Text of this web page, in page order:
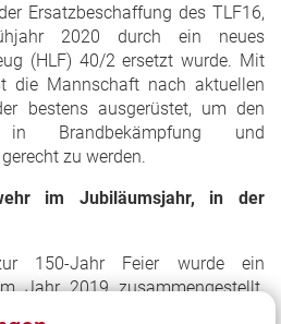
Ersatzbeschaffung des TLF16,
2020 durch ein neues
(HLF) 40/2 ersetzt wurde. Mit
die Mannschaft nach aktuellen
bestens ausgerüstet, um den
in Brandbekämpfung und
zu werden.
im Jubiläumsjahr, in der
150-Jahr Feier wurde ein
Jahr 2019 zusammengestellt.